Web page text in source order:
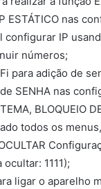
ESTÁTICO nas
IP
números;
para adição de
SENHA nas
todos os
1111);
ligar o aparelho